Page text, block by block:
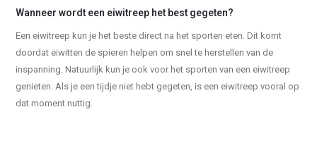
Wanneer wordt een eiwitreep het best gegeten?
Een eiwitreep kun je het beste direct na het sporten eten. Dit komt
doordat eiwitten de spieren helpen om snel te herstellen van de
inspanning. Natuurlijk kun je ook voor het sporten van een eiwitreep
genieten. Als je een tijdje niet hebt gegeten, is een eiwitreep vooral op
dat moment nuttig.